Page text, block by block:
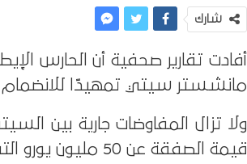
شارك
أفادت تقارير صحفية أن الحارس
مانشستر سيتي تمهيدًا للانضمام
ولا تزال المفاوضات جارية بين
قيمة الصفقة عن 50 مليون يورو التي طلبها النادي الباريسي في البداية.